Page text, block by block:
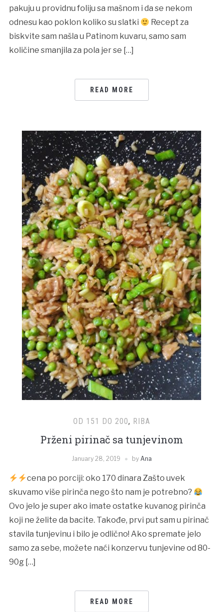
pakuju u providnu foliju sa mašnom i da se nekom
odnesu kao poklon koliko su slatki
Recept za
biskvite sam našla u Patinom kuvaru, samo sam
količine smanjila za pola jer se […]
READ MORE
OD 151 DO 200, RIBA
Prženi pirinač sa tunjevinom
January 28, 2019 by Ana
cena po porciji: oko 170 dinara Zašto uvek
skuvamo više pirinča nego što nam je potrebno?
Ovo jelo je super ako imate ostatke kuvanog pirinča
koji ne želite da bacite. Takođe, prvi put sam u pirinač
stavila tunjevinu i bilo je odlično! Ako spremate jelo
samo za sebe, možete naći konzervu tunjevine od 80-
90g […]
READ MORE